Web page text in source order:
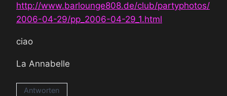
http://www.barlounge808.de/club/partyphotos/
2006-04-29/pp_2006-04-29_1.html
ciao
La Annabelle
Antworten